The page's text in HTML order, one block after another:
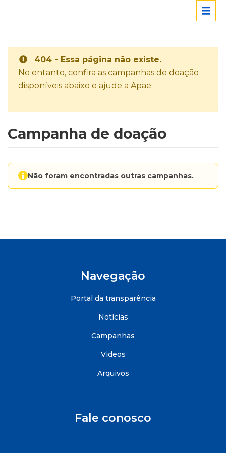
404 - Essa página não existe.
No entanto, confira as campanhas de doação
disponíveis abaixo e ajude a Apae:
Campanha de doação
Não foram encontradas outras campanhas.
Navegação
Portal da transparência
Notícias
Campanhas
Videos
Arquivos
Fale conosco